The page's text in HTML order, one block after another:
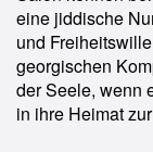
eine jiddische
und
georgischen
der Seele, wenn
in ihre Heimat